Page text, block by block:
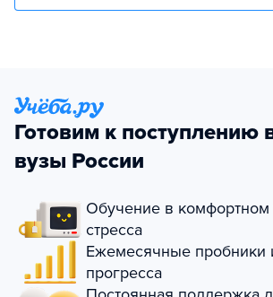
Готовим к поступлению
вузы России
Обучение в комфортном
стресса
Ежемесячные пробники
прогресса